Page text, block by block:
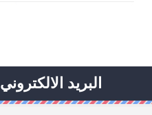
البريد الالكتروني